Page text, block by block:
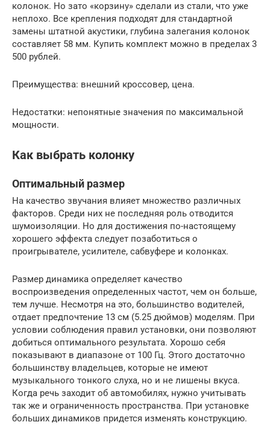
колонок. Но зато «корзину» сделали из стали, что уже
неплохо. Все крепления подходят для стандартной
замены штатной акустики, глубина залегания колонок
составляет 58 мм. Купить комплект можно в пределах 3
500 рублей.
Преимущества: внешний кроссовер, цена.
Недостатки: непонятные значения по максимальной
мощности.
Как выбрать колонку
Оптимальный размер
На качество звучания влияет множество различных
факторов. Среди них не последняя роль отводится
шумоизоляции. Но для достижения по-настоящему
хорошего эффекта следует позаботиться о
проигрывателе, усилителе, сабвуфере и колонках.
Размер динамика определяет качество
воспроизведения определенных частот, чем он больше,
тем лучше. Несмотря на это, большинство водителей,
отдает предпочтение 13 см (5.25 дюймов) моделям. При
условии соблюдения правил установки, они позволяют
добиться оптимального результата. Хорошо себя
показывают в диапазоне от 100 Гц. Этого достаточно
большинству владельцев, которые не имеют
музыкального тонкого слуха, но и не лишены вкуса.
Когда речь заходит об автомобилях, нужно учитывать
так же и ограниченность пространства. При установке
больших динамиков придется изменять конструкцию.